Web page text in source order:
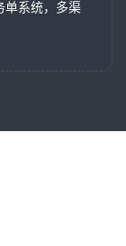
单系统，多渠